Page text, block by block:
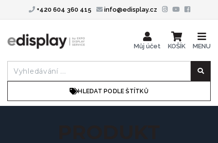
+420 604 360 415 info@edisplay.cz
HLEDAT PODLE ŠTÍTKŮ
Můj účet KOŠÍK MENU